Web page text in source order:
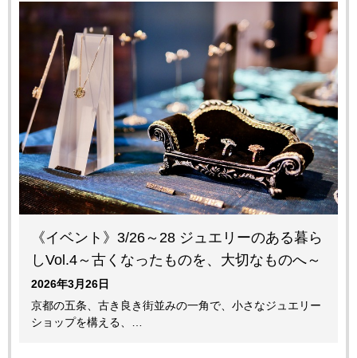
《イベント》3/26～28 ジュエリーのある暮ら
しVol.4～古くなったものを、大切なものへ～
2026年3月26日
京都の五条、古き良き街並みの一角で、小さなジュエリー
ショップを構える、…